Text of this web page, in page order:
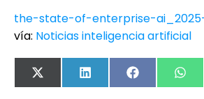
the-state-of-enterprise-
vía: Noticias inteligencia artificial
X
(Twitter)
LinkedIn Facebook